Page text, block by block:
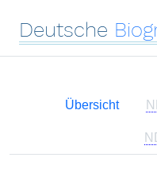
Deutsche
Übersicht